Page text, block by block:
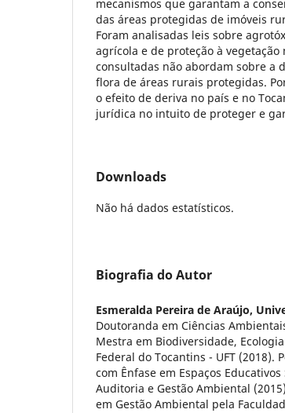
mecanismos que garantam a
das áreas protegidas de imóveis
Foram analisadas leis sobre
agrícola e de proteção à
consultadas não abordam sobre a
flora de áreas rurais protegidas.
o efeito de deriva no país e no
jurídica no intuito de proteger e
Downloads
Não há dados estatísticos.
Biografia do Autor
Esmeralda Pereira de Araújo,
Doutoranda em Ciências
Mestra em Biodiversidade,
Federal do Tocantins - UFT (2018).
com Ênfase em Espaços
Auditoria e Gestão Ambiental
em Gestão Ambiental pela